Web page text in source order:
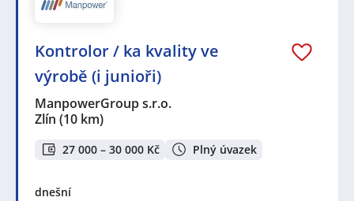
Kontrolor / ka kvality ve
výrobě (i junioři)
ManpowerGroup s.r.o.
Zlín (10 km)
27 000 – 30 000 Kč Plný úvazek
dnešní